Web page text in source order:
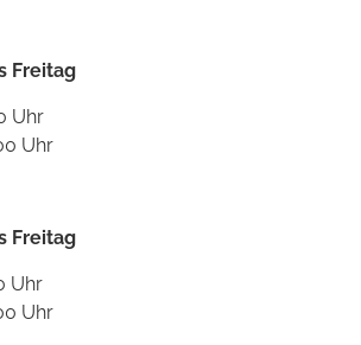
Freitag
Uhr
Uhr
Freitag
Uhr
Uhr